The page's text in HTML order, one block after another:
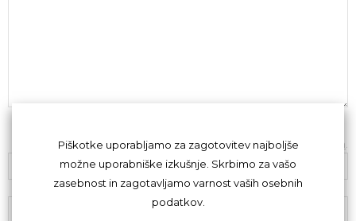
Z oddajo komentarja se strinjaš skodeksom komentiranja.
Piškotke uporabljamo za zagotovitev najboljše
možne uporabniške izkušnje. Skrbimo za vašo
zasebnost in zagotavljamo varnost vaših osebnih
podatkov.